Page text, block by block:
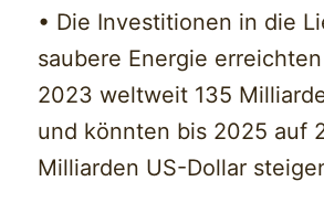
• Die Investitionen in die
saubere Energie
2023 weltweit 135
und könnten bis 2025 auf
Milliarden US-Dollar